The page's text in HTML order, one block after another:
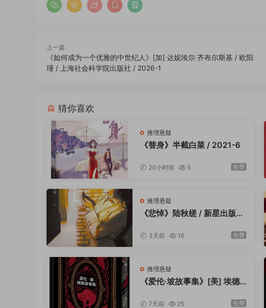
上一篇
《如何成为一个优雅的中世纪人》[加] 达妮埃尔·齐布尔斯基 / 欧阳
瑾 / 上海社会科学院出版社 / 2026-1
猜你喜欢
推理悬疑
《替身》半截白菜 / 2021-6
20小时前 5 免费
推理悬疑
《悲悼》陆秋槎 / 新星出版社
3天前 16 免费
推理悬疑
《爱伦·坡故事集》[美] 埃德
版社 / 2026-3
7天前 25 免费